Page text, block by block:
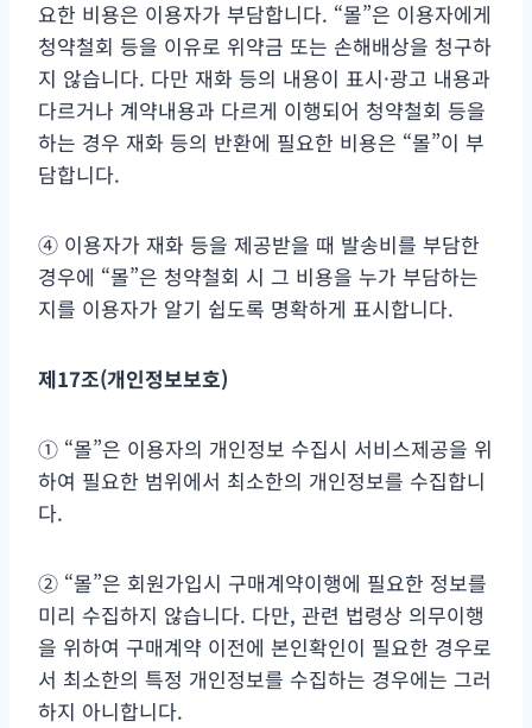
요한 비용은 이용자가 부담합니다. “몰”은 이용자에게
청약철회 등을 이유로 위약금 또는 손해배상을 청구하
지 않습니다. 다만 재화 등의 내용이 표시·광고 내용과
다르거나 계약내용과 다르게 이행되어 청약철회 등을
하는 경우 재화 등의 반환에 필요한 비용은 “몰”이 부
담합니다.
④ 이용자가 재화 등을 제공받을 때 발송비를 부담한
경우에 “몰”은 청약철회 시 그 비용을 누가 부담하는
지를 이용자가 알기 쉽도록 명확하게 표시합니다.
제17조(개인정보보호)
① “몰”은 이용자의 개인정보 수집시 서비스제공을 위
하여 필요한 범위에서 최소한의 개인정보를 수집합니
다.
② “몰”은 회원가입시 구매계약이행에 필요한 정보를
미리 수집하지 않습니다. 다만, 관련 법령상 의무이행
을 위하여 구매계약 이전에 본인확인이 필요한 경우로
서 최소한의 특정 개인정보를 수집하는 경우에는 그러
하지 아니합니다.